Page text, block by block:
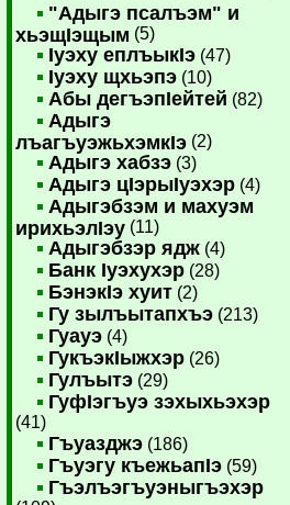
"Адыгэ псалъэм" и
хьэщIэщым (5)
Iуэху еплъыкIэ (47)
Iуэху щхьэпэ (10)
Абы дегъэпIейтей (82)
Адыгэ
лъагъуэжьхэмкIэ (2)
Адыгэ хабзэ (3)
Адыгэ цIэрыIуэхэр (4)
Адыгэбзэм и махуэм
ирихьэлIэу (11)
Адыгэбзэр ядж (4)
Банк Iуэхухэр (28)
БэнэкIэ хуит (2)
Гу зылъытапхъэ (213)
Гуауэ (4)
ГукъэкIыжхэр (26)
Гулъытэ (29)
ГуфIэгъуэ зэхыхьэхэр
(41)
Гъуазджэ (186)
Гъуэгу къежьапIэ (59)
Гъэлъэгъуэныгъэхэр